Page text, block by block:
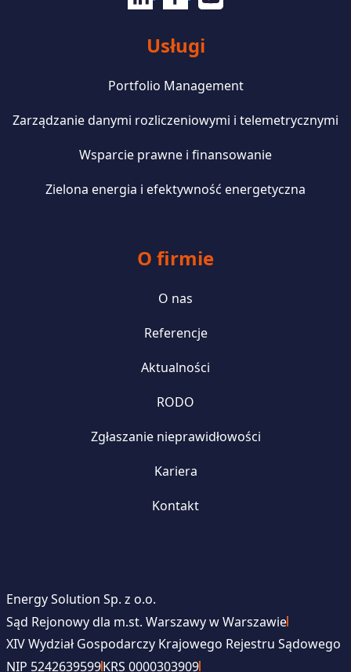
Usługi
Portfolio Management
Zarządzanie danymi rozliczeniowymi i telemetrycznymi
Wsparcie prawne i finansowanie
Zielona energia i efektywność energetyczna
O firmie
O nas
Referencje
Aktualności
RODO
Zgłaszanie nieprawidłowości
Kariera
Kontakt
Energy Solution Sp. z o.o.
Sąd Rejonowy dla m.st. Warszawy w Warszawie
XIV Wydział Gospodarczy Krajowego Rejestru Sądowego
NIP 5242639599KRS 0000303909